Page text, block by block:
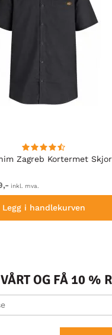
Zagreb Kortermet
inkl. mva.
Legg i handlekurven
OG FÅ 10